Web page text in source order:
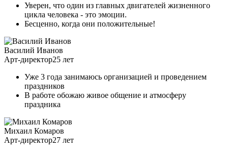
Уверен, что один из главных двигателей жизненного
цикла человека - это эмоции.
Бесценно, когда они положительные!
Василий Иванов
Арт-директор25 лет
Уже 3 года занимаюсь организацией и проведением
праздников
В работе обожаю живое общение и атмосферу
праздника
Михаил Комаров
Арт-директор27 лет